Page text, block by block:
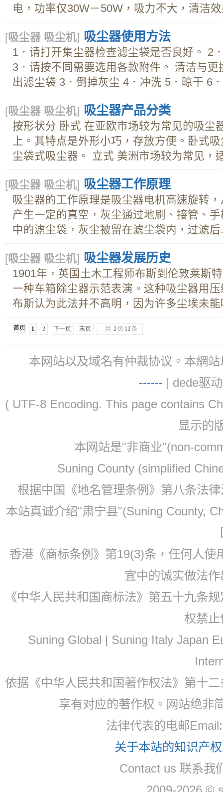
电，功率仅30W－50W，吸力不大，清洁
[吸尘器 吸尘机] 吸尘器使用方法
1．请打开集尘器检查滤尘袋是否良好。 2
3．请按不同需要选用各款附件。 清洁与
出滤尘袋 3．倒掉灰尘 4．冲洗 5．晾干 6
[吸尘器 吸尘机] 吸尘器产品分类
按形状分 卧式 在亚欧市场较为常见的吸尘
上。其特点是外形小巧，存放方便。卧式
尘袋式吸尘器。 立式 美洲市场较为常见，
[吸尘器 吸尘机] 吸尘器工作原理
吸尘器的工作原理是吸尘器电机高速旋转
产生一定的真空，灰尘通过地刷、接管、
中的滤尘袋，灰尘被留在滤尘袋内，过滤后
[吸尘器 吸尘机] 吸尘器发展历史
1901年，英国土木工程师布斯到伦敦莱斯
一种车箱除尘器示范表演。这种吸尘器用
布斯认为此法并不高明，因为许多尘埃未能
首页 1 2 下一页 末页 共 2 页 12 条
本网站以及域名有仲裁协议。本網
------ | dede驱
( UTF-8 Encoding. This page contains
显示的
本网站是"非商业"(non-
Suning County (simplified
根据中国《地名管理条例》第八条法
本站真诚介绍"肃宁县"(Suning County,
香港《商标条例》第19(3)条，任何人
宜中的诚实做法
《中华人民共和国商标法》第五十九条
权禁
Suning Global | Suning Italy Japan
依据《中华人民共和国著作权法》第十
享有对应的著作权。网站绝非
法律代表的电邮
关于本站的知识产
Contact us 联系我